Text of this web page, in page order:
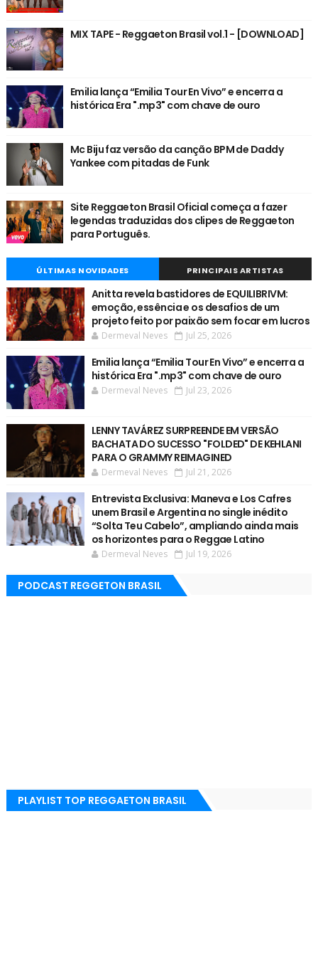
MIX TAPE - Reggaeton Brasil vol.1 - [DOWNLOAD]
Emilia lança “Emilia Tour En Vivo” e encerra a
histórica Era ".mp3" com chave de ouro
Mc Biju faz versão da canção BPM de Daddy
Yankee com pitadas de Funk
Site Reggaeton Brasil Oficial começa a fazer
legendas traduzidas dos clipes de Reggaeton
para Português.
ÚLTIMAS NOVIDADES PRINCIPAIS ARTISTAS
Anitta revela bastidores de EQUILIBRIVM:
emoção, essência e os desafios de um
projeto feito por paixão sem focar em lucros
Dermeval Neves Jul 25, 2026
Emilia lança “Emilia Tour En Vivo” e encerra a
histórica Era ".mp3" com chave de ouro
Dermeval Neves Jul 23, 2026
LENNY TAVÁREZ SURPREENDE EM VERSÃO
BACHATA DO SUCESSO "FOLDED" DE KEHLANI
PARA O GRAMMY REIMAGINED
Dermeval Neves Jul 21, 2026
Entrevista Exclusiva: Maneva e Los Cafres
unem Brasil e Argentina no single inédito
“Solta Teu Cabelo”, ampliando ainda mais
os horizontes para o Reggae Latino
Dermeval Neves Jul 19, 2026
PODCAST REGGETON BRASIL
PLAYLIST TOP REGGAETON BRASIL